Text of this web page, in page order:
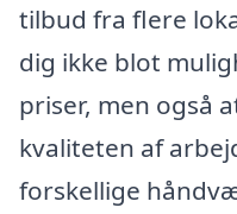
tilbud fra flere
dig ikke blot
priser, men også
kvaliteten af
forskellige